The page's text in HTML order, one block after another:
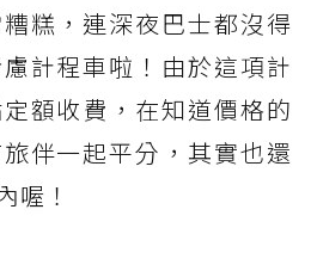
糕，連深夜巴士都沒得
計程車啦！由於這項計
額收費，在知道價格的
伴一起平分，其實也還
喔！